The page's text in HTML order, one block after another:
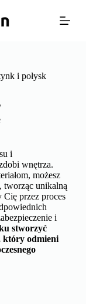
i połysk
i
wnętrza.
możesz
tworząc unikalną
przez proces
i
stworzyć
który odmieni